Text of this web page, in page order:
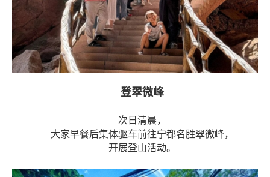
登翠微峰
次日清晨，
大家早餐后集体驱车前往宁都名胜翠微峰，
开展登山活动。